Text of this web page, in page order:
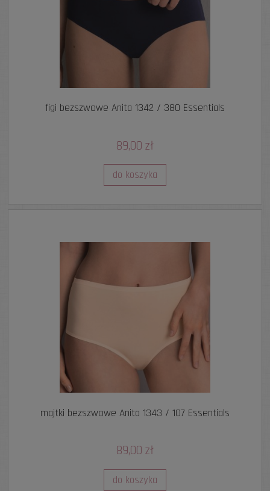
figi bezszwowe Anita 1342 / 380 Essentials
89,00 zł
do koszyka
majtki bezszwowe Anita 1343 / 107 Essentials
89,00 zł
do koszyka